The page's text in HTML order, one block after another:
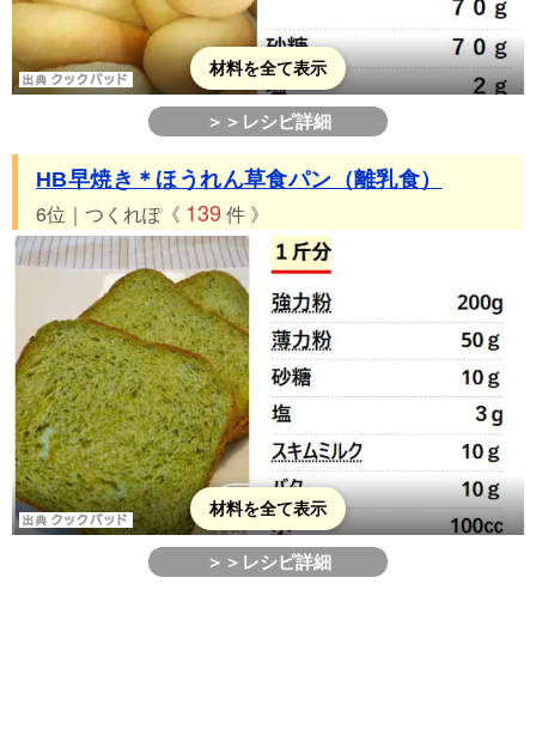
材料を全て表示
＞＞レシピ詳細
HB早焼き＊ほうれん草食パン（離乳食）
6位｜つくれぽ《 139 件 》
材料を全て表示
＞＞レシピ詳細